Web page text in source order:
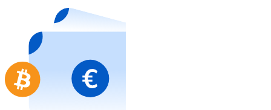
Acquista gift card dei tuoi marchi preferiti con
Vai al negozio di carte regalo